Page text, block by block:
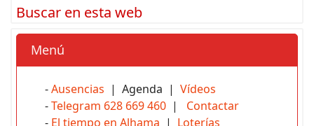
Buscar en esta web
Menú
-Ausencias | Agenda | Vídeos
-Telegram 628 669 460 | Contactar
- El tiempo en Alhama | Loterías